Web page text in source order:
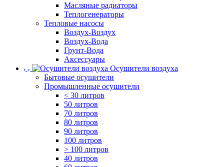
Масляные радиаторы
Теплогенераторы
Тепловые насосы
Воздух-Воздух
Воздух-Вода
Грунт-Вода
Аксессуары
Осушители воздуха
Бытовые осушители
Промышленные осушители
< 30 литров
50 литров
70 литров
80 литров
90 литров
100 литров
> 100 литров
40 литров